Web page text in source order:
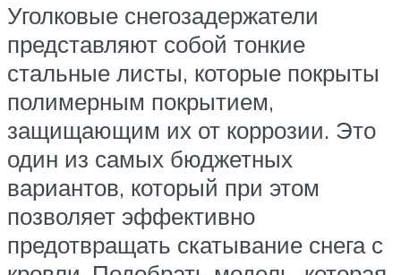
Уголковые снегозадержатели
представляют собой тонкие
стальные листы, которые покрыты
полимерным покрытием,
защищающим их от коррозии. Это
один из самых бюджетных
вариантов, который при этом
позволяет эффективно
предотвращать скатывание снега с